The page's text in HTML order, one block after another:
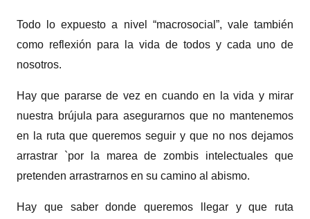
Todo lo expuesto a nivel “macrosocial”, vale también
como reflexión para la vida de todos y cada uno de
nosotros.
Hay que pararse de vez en cuando en la vida y mirar
nuestra brújula para asegurarnos que no mantenemos
en la ruta que queremos seguir y que no nos dejamos
arrastrar `por la marea de zombis intelectuales que
pretenden arrastrarnos en su camino al abismo.
Hay que saber donde queremos llegar y que ruta